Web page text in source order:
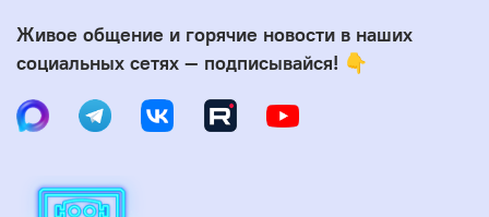
Живое общение и горячие новости в наших
социальных сетях — подписывайся! 👇